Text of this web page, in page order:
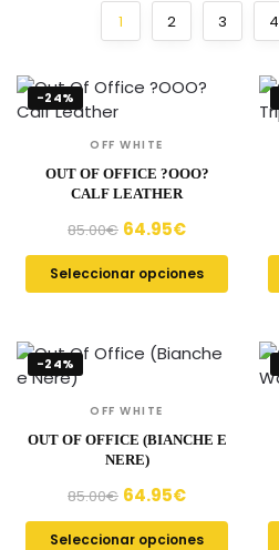
1 2 3 4
-24%
OFF WHITE
OUT OF OFFICE ?OOO?
CALF LEATHER
85.00€ 64.95€
Seleccionar opciones
-24%
OFF WHITE
OUT OF OFFICE (BIANCHE E
NERE)
85.00€ 64.95€
Seleccionar opciones